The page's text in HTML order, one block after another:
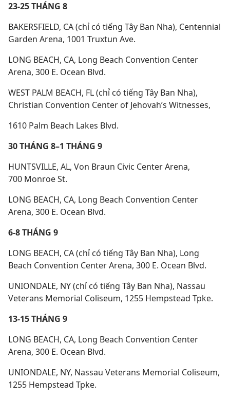
23-25 THÁNG 8
BAKERSFIELD, CA (chỉ có tiếng Tây Ban Nha), Centennial
Garden Arena, 1001 Truxtun Ave.
LONG BEACH, CA, Long Beach Convention Center
Arena, 300 E. Ocean Blvd.
WEST PALM BEACH, FL (chỉ có tiếng Tây Ban Nha),
Christian Convention Center of Jehovah’s Witnesses,
1610 Palm Beach Lakes Blvd.
30 THÁNG 8–1 THÁNG 9
HUNTSVILLE, AL, Von Braun Civic Center Arena,
700 Monroe St.
LONG BEACH, CA, Long Beach Convention Center
Arena, 300 E. Ocean Blvd.
6-8 THÁNG 9
LONG BEACH, CA (chỉ có tiếng Tây Ban Nha), Long
Beach Convention Center Arena, 300 E. Ocean Blvd.
UNIONDALE, NY (chỉ có tiếng Tây Ban Nha), Nassau
Veterans Memorial Coliseum, 1255 Hempstead Tpke.
13-15 THÁNG 9
LONG BEACH, CA, Long Beach Convention Center
Arena, 300 E. Ocean Blvd.
UNIONDALE, NY, Nassau Veterans Memorial Coliseum,
1255 Hempstead Tpke.